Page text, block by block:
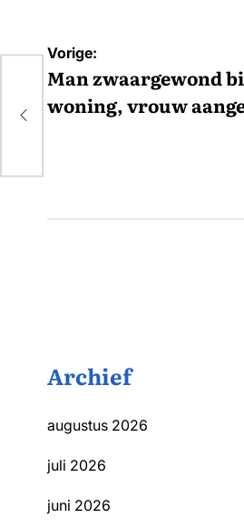
Bericht
navigatie
Vorige:
Man zwaargewond
woning, vrouw
Archief
augustus 2026
juli 2026
juni 2026